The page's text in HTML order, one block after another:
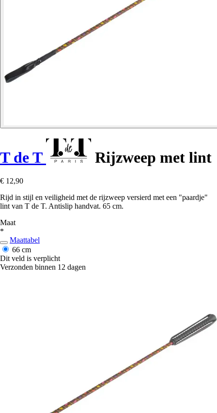
T de T Rijzweep met lint
€ 12,90
Rijd in stijl en veiligheid met de rijzweep versierd met een "paardje"
lint van T de T. Antislip handvat. 65 cm.
Maat
*
Maattabel
66 cm
Dit veld is verplicht
Verzonden binnen 12 dagen